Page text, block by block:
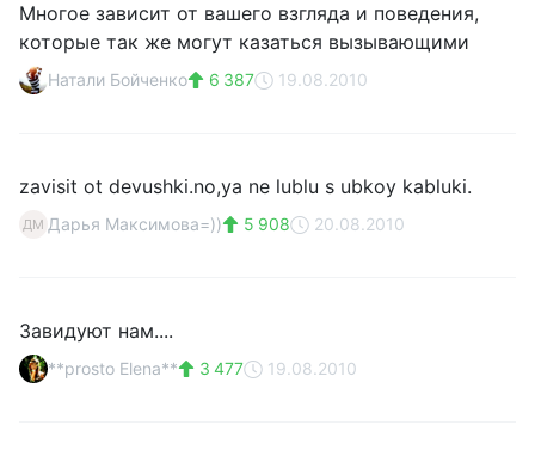
Многое зависит от вашего взгляда и поведения,
которые так же могут казаться вызывающими
Натали Бойченко 6 387 19.08.2010
zavisit ot devushki.no,ya ne lublu s ubkoy kabluki.
ДМ Дарья Максимова=)) 5 908 20.08.2010
Завидуют нам....
**prosto Elena** 3 477 19.08.2010